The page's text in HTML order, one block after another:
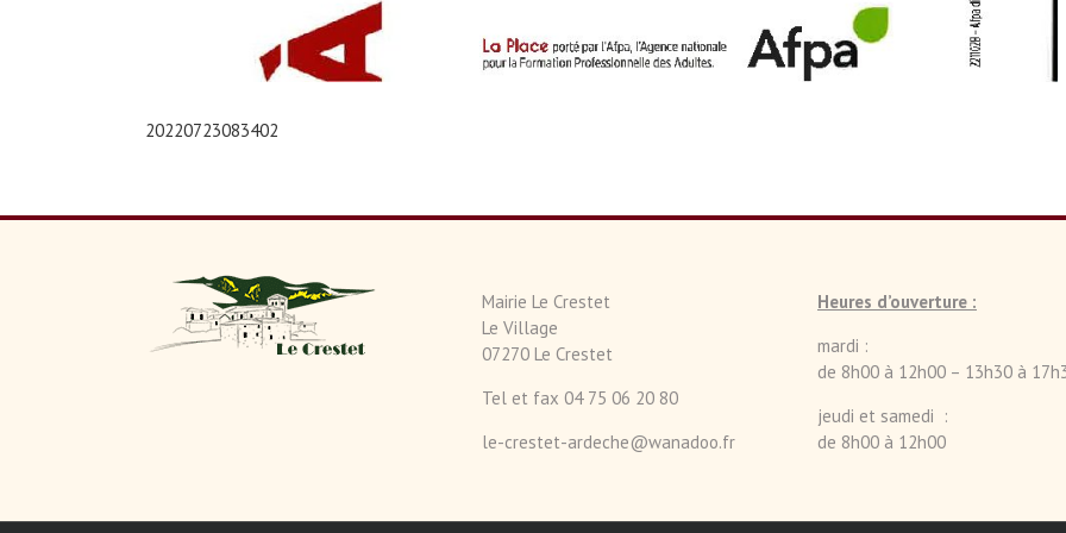
20220723083402
Mairie Le Crestet
Le Village
07270 Le Crestet
Tel et fax 04 75 06 20 80
le-crestet-ardeche@wanadoo.fr
Heures d’ouverture :
mardi :
de 8h00 à 12h00 – 13h30 à
jeudi et samedi :
de 8h00 à 12h00